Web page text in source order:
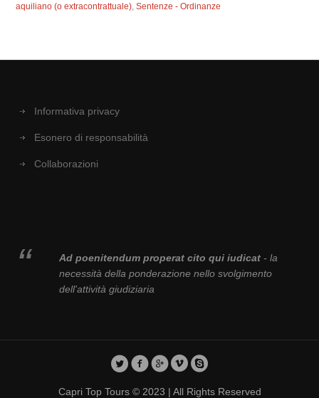
aquiliano (o extracontrattuale) ,Sentenze - Ordinanze
Informativa privacy
Esonero di responsabilità
Collaborazioni
Ad poenitendum properat cito qui iudicat- la
necessità della ponderazione nello svolgimento
dell'attività giudiziaria
Capri Top Tours © 2023 | All Rights Reserved